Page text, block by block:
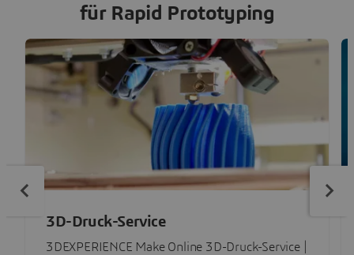
für Rapid Prototyping
3D-Druck-Service
3DEXPERIENCE Make Online 3D-Druck-Service |